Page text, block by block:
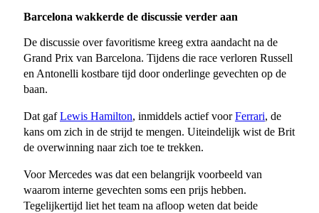
Barcelona wakkerde de discussie verder aan
De discussie over favoritisme kreeg extra aandacht na de
Grand Prix van Barcelona. Tijdens die race verloren Russell
en Antonelli kostbare tijd door onderlinge gevechten op de
baan.
Dat gafLewis Hamilton, inmiddels actief voorFerrari, de
kans om zich in de strijd te mengen. Uiteindelijk wist de Brit
de overwinning naar zich toe te trekken.
Voor Mercedes was dat een belangrijk voorbeeld van
waarom interne gevechten soms een prijs hebben.
Tegelijkertijd liet het team na afloop weten dat beide